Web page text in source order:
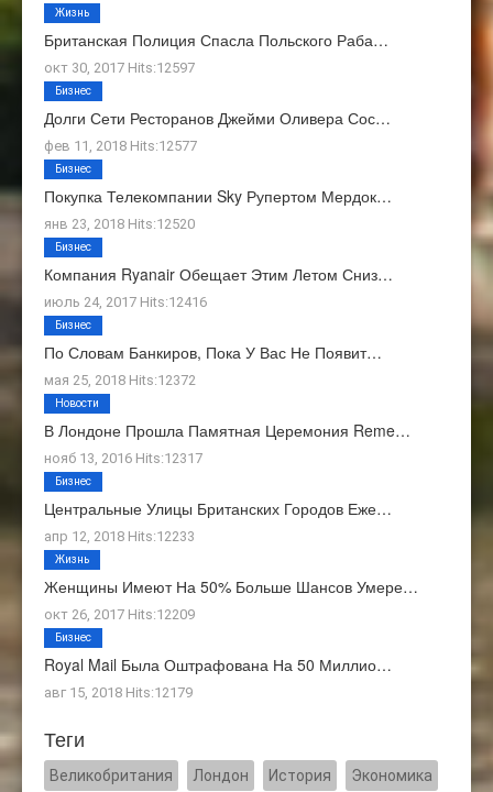
Британская Полиция Спасла Польского Раба…
окт 30, 2017 Hits:12597
Жизнь
Долги Сети Ресторанов Джейми Оливера Сос…
фев 11, 2018 Hits:12577
Бизнес
Покупка Телекомпании Sky Рупертом Мердок…
янв 23, 2018 Hits:12520
Бизнес
Компания Ryanair Обещает Этим Летом Сниз…
июль 24, 2017 Hits:12416
Бизнес
По Словам Банкиров, Пока У Вас Не Появит…
мая 25, 2018 Hits:12372
Бизнес
В Лондоне Прошла Памятная Церемония Reme…
нояб 13, 2016 Hits:12317
Новости
Центральные Улицы Британских Городов Еже…
апр 12, 2018 Hits:12233
Бизнес
Женщины Имеют На 50% Больше Шансов Умере…
окт 26, 2017 Hits:12209
Жизнь
Royal Mail Была Оштрафована На 50 Миллио…
авг 15, 2018 Hits:12179
Бизнес
Теги
Великобритания Лондон История Экономика